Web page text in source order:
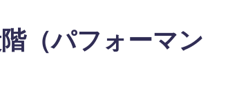
（パフォーマン